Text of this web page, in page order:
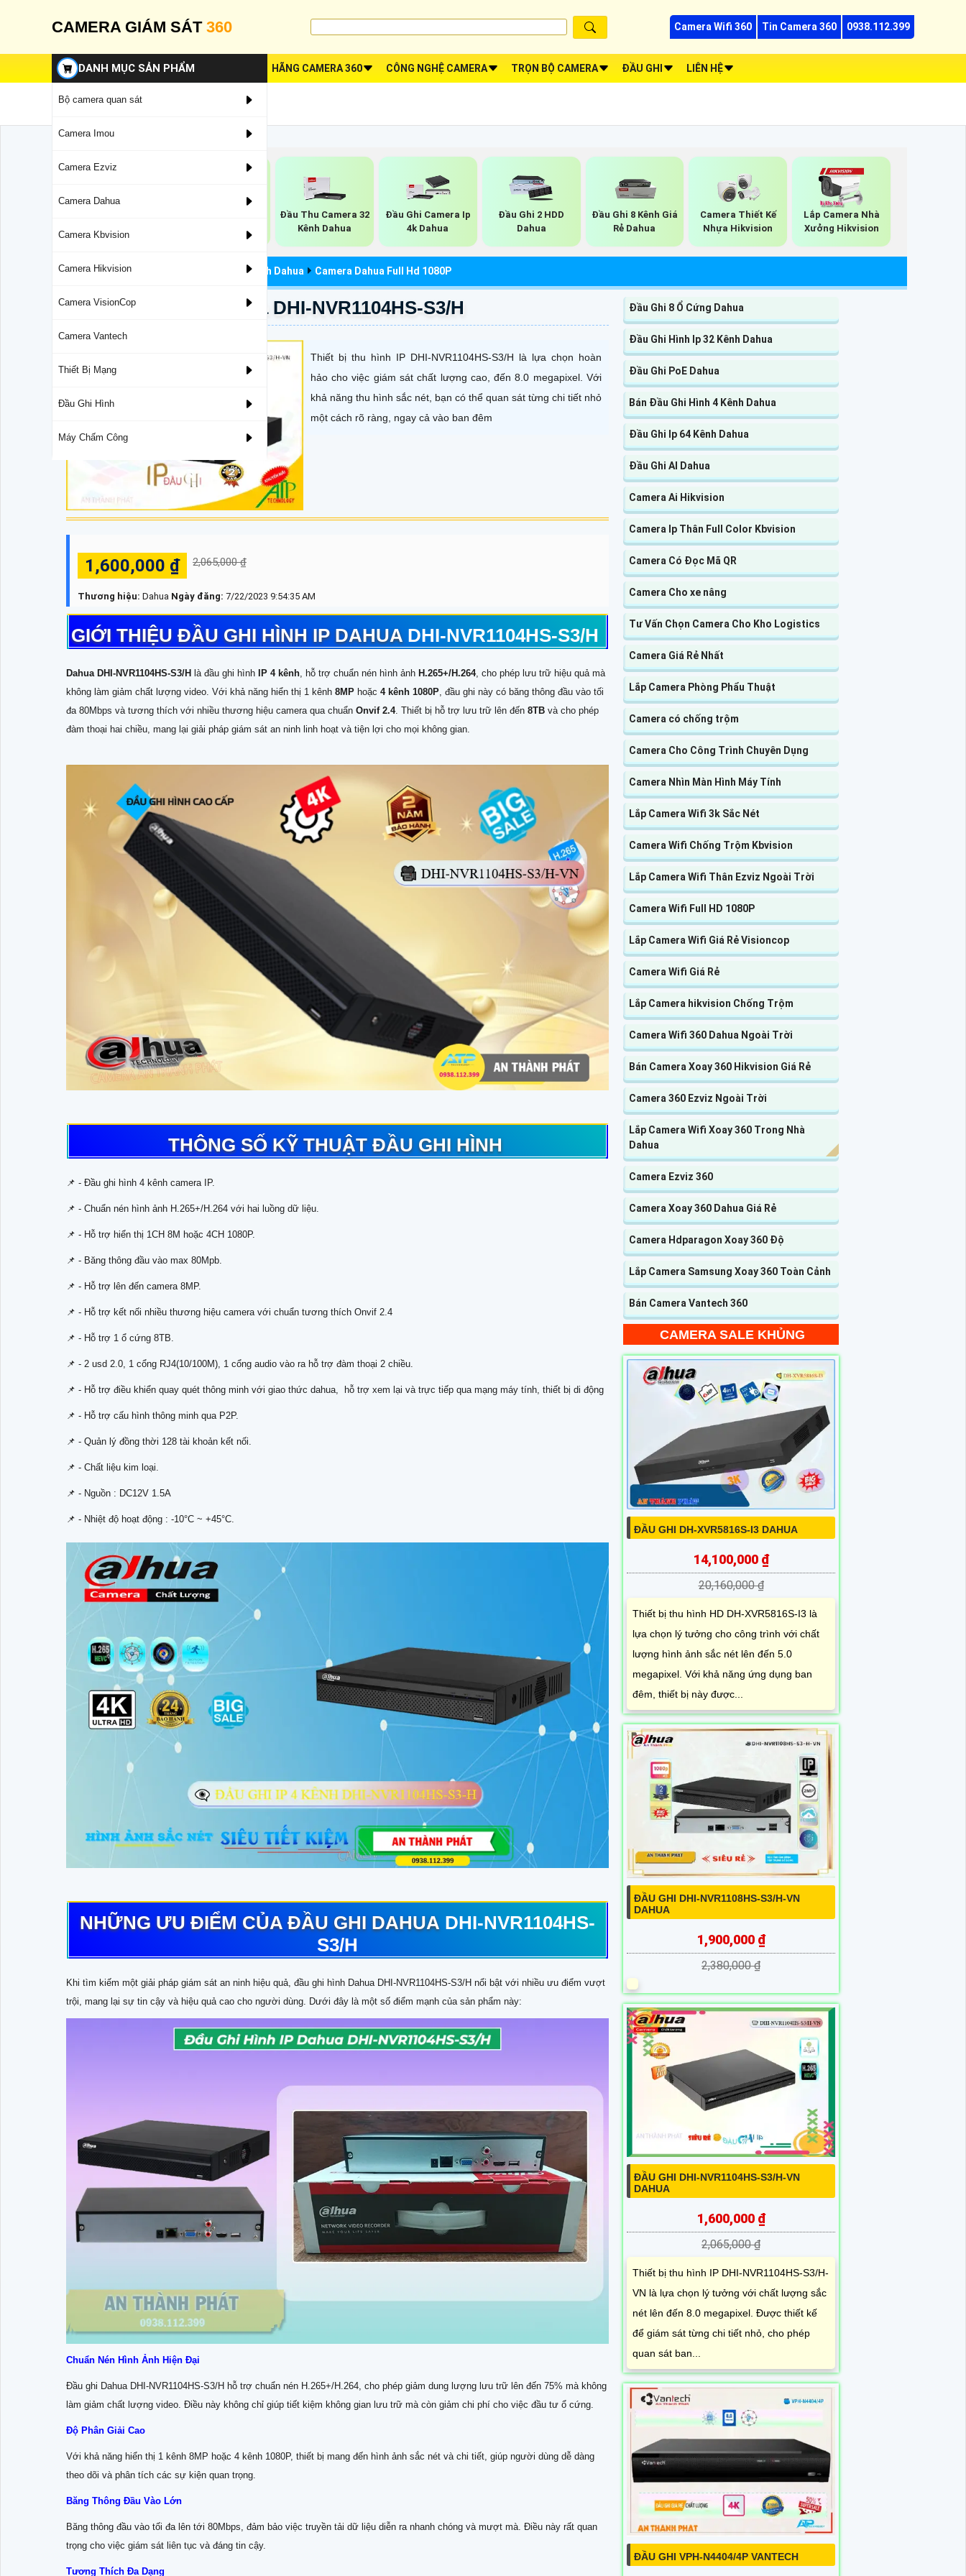
CAMERA GIÁM SÁT 360 Camera Wifi 360 Tin Camera 360 0938.112.399
DANH MỤC SẢN PHẨM
Bộ camera quan sát
Camera Imou
Camera Ezviz
Camera Dahua
Camera Kbvision
Camera Hikvision
Camera VisionCop
Camera Vantech
Thiết Bị Mạng
Đầu Ghi Hình
Máy Chấm Công
HÃNG CAMERA 360 CÔNG NGHỆ CAMERA TRỌN BỘ CAMERA ĐẦU GHI LIÊN HỆ
Đầu Thu Camera 32
Kênh Dahua
Đầu Ghi Camera Ip
4k Dahua
Đầu Ghi 2 HDD
Dahua
Đầu Ghi 8 Kênh Giá
Rẻ Dahua
Camera Thiết Kế
Nhựa Hikvision
Lắp Camera Nhà
Xưởng Hikvision
Đầu Ghi Camera Chính Hãng Đầu Ghi Hình Dahua Camera Dahua Full Hd 1080P
Đầu Ghi Hình IP Dahua DHI-NVR1104HS-S3/H
Thiết bị thu hình IP DHI-NVR1104HS-S3/H là lựa chọn hoàn
hảo cho việc giám sát chất lượng cao, đến 8.0 megapixel. Với
khả năng thu hình sắc nét, bạn có thể quan sát từng chi tiết nhỏ
một cách rõ ràng, ngay cả vào ban đêm
1,600,000 ₫ 2,065,000 ₫
Thương hiệu: Dahua Ngày đăng: 7/22/2023 9:54:35 AM
GIỚI THIỆU ĐẦU GHI HÌNH IP DAHUA DHI-NVR1104HS-S3/H
Dahua DHI-NVR1104HS-S3/H là đầu ghi hình IP 4 kênh, hỗ trợ chuẩn nén hình ảnh H.265+/H.264, cho phép lưu trữ hiệu quả mà
không làm giảm chất lượng video. Với khả năng hiển thị 1 kênh 8MP hoặc 4 kênh 1080P, đầu ghi này có băng thông đầu vào tối
đa 80Mbps và tương thích với nhiều thương hiệu camera qua chuẩn Onvif 2.4. Thiết bị hỗ trợ lưu trữ lên đến 8TB và cho phép
đàm thoại hai chiều, mang lại giải pháp giám sát an ninh linh hoạt và tiện lợi cho mọi không gian.
THÔNG SỐ KỸ THUẬT ĐẦU GHI HÌNH
📌 - Đầu ghi hình 4 kênh camera IP.
📌 - Chuẩn nén hình ảnh H.265+/H.264 với hai luồng dữ liệu.
📌 - Hỗ trợ hiển thị 1CH 8M hoặc 4CH 1080P.
📌 - Băng thông đầu vào max 80Mpb.
📌 - Hỗ trợ lên đến camera 8MP.
📌 - Hỗ trợ kết nối nhiều thương hiệu camera với chuẩn tương thích Onvif 2.4
📌 - Hỗ trợ 1 ổ cứng 8TB.
📌 - 2 usd 2.0, 1 cổng RJ4(10/100M), 1 cổng audio vào ra hỗ trợ đàm thoại 2 chiều.
📌 - Hỗ trợ điều khiển quay quét thông minh với giao thức dahua, hỗ trợ xem lại và trực tiếp qua mạng máy tính, thiết bị di động
📌 - Hỗ trợ cấu hình thông minh qua P2P.
📌 - Quản lý đồng thời 128 tài khoản kết nối.
📌 - Chất liệu kim loại.
📌 - Nguồn : DC12V 1.5A
📌 - Nhiệt độ hoạt động : -10°C ~ +45°C.
NHỮNG ƯU ĐIỂM CỦA ĐẦU GHI DAHUA DHI-NVR1104HS-
S3/H
Khi tìm kiếm một giải pháp giám sát an ninh hiệu quả, đầu ghi hình Dahua DHI-NVR1104HS-S3/H nổi bật với nhiều ưu điểm vượt
trội, mang lại sự tin cậy và hiệu quả cao cho người dùng. Dưới đây là một số điểm mạnh của sản phẩm này:
Chuẩn Nén Hình Ảnh Hiện Đại
Đầu ghi Dahua DHI-NVR1104HS-S3/H hỗ trợ chuẩn nén H.265+/H.264, cho phép giảm dung lượng lưu trữ lên đến 75% mà không
làm giảm chất lượng video. Điều này không chỉ giúp tiết kiệm không gian lưu trữ mà còn giảm chi phí cho việc đầu tư ổ cứng.
Độ Phân Giải Cao
Với khả năng hiển thị 1 kênh 8MP hoặc 4 kênh 1080P, thiết bị mang đến hình ảnh sắc nét và chi tiết, giúp người dùng dễ dàng
theo dõi và phân tích các sự kiện quan trọng.
Băng Thông Đầu Vào Lớn
Băng thông đầu vào tối đa lên tới 80Mbps, đảm bảo việc truyền tải dữ liệu diễn ra nhanh chóng và mượt mà. Điều này rất quan
trọng cho việc giám sát liên tục và đáng tin cậy.
Tương Thích Đa Dạng
Đầu Ghi 8 Ổ Cứng Dahua
Đầu Ghi Hình Ip 32 Kênh Dahua
Đầu Ghi PoE Dahua
Bán Đầu Ghi Hình 4 Kênh Dahua
Đầu Ghi Ip 64 Kênh Dahua
Đầu Ghi AI Dahua
Camera Ai Hikvision
Camera Ip Thân Full Color Kbvision
Camera Có Đọc Mã QR
Camera Cho xe nâng
Tư Vấn Chọn Camera Cho Kho Logistics
Camera Giá Rẻ Nhất
Lắp Camera Phòng Phẩu Thuật
Camera có chống trộm
Camera Cho Công Trình Chuyên Dụng
Camera Nhìn Màn Hình Máy Tính
Lắp Camera Wifi 3k Sắc Nét
Camera Wifi Chống Trộm Kbvision
Lắp Camera Wifi Thân Ezviz Ngoài Trời
Camera Wifi Full HD 1080P
Lắp Camera Wifi Giá Rẻ Visioncop
Camera Wifi Giá Rẻ
Lắp Camera hikvision Chống Trộm
Camera Wifi 360 Dahua Ngoài Trời
Bán Camera Xoay 360 Hikvision Giá Rẻ
Camera 360 Ezviz Ngoài Trời
Lắp Camera Wifi Xoay 360 Trong Nhà
Dahua
Camera Ezviz 360
Camera Xoay 360 Dahua Giá Rẻ
Camera Hdparagon Xoay 360 Độ
Lắp Camera Samsung Xoay 360 Toàn Cảnh
Bán Camera Vantech 360
CAMERA SALE KHỦNG
ĐẦU GHI DH-XVR5816S-I3 DAHUA
14,100,000 ₫
20,160,000 ₫
Thiết bị thu hình HD DH-XVR5816S-I3 là
lựa chọn lý tưởng cho công trình với chất
lượng hình ảnh sắc nét lên đến 5.0
megapixel. Với khả năng ứng dụng ban
đêm, thiết bị này được...
ĐẦU GHI DHI-NVR1108HS-S3/H-VN
DAHUA
1,900,000 ₫
2,380,000 ₫
ĐẦU GHI DHI-NVR1104HS-S3/H-VN
DAHUA
1,600,000 ₫
2,065,000 ₫
Thiết bị thu hình IP DHI-NVR1104HS-S3/H-
VN là lựa chọn lý tưởng với chất lượng sắc
nét lên đến 8.0 megapixel. Được thiết kế
để giám sát từng chi tiết nhỏ, cho phép
quan sát ban...
ĐẦU GHI VPH-N4404/4P VANTECH